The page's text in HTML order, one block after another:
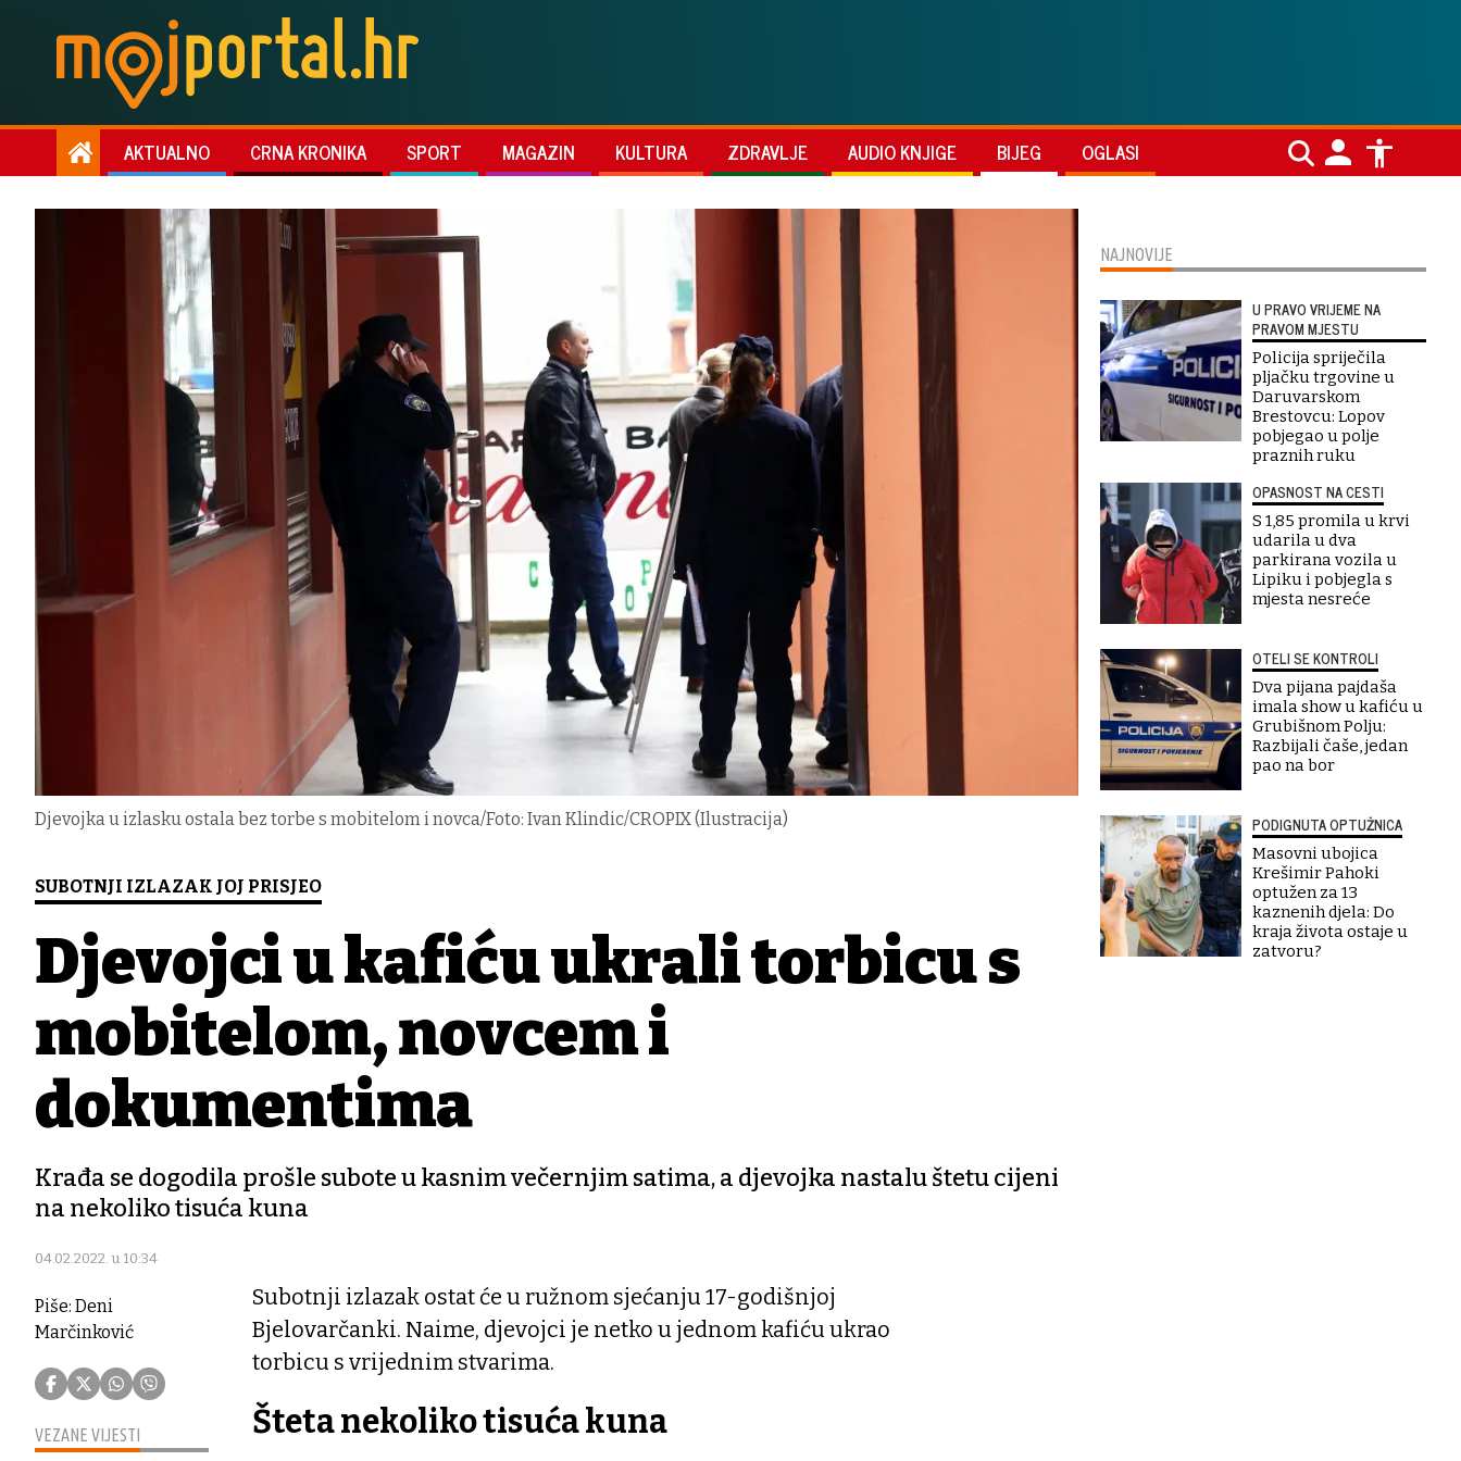
AKTUALNO CRNA KRONIKA SPORT MAGAZIN KULTURA ZDRAVLJE AUDIO KNJIGE BIJEG OGLASI
Djevojka u izlasku ostala bez torbe s mobitelom i novca/Foto: Ivan Klindic/CROPIX (Ilustracija)
SUBOTNJI IZLAZAK JOJ PRISJEO
Djevojci u kafiću ukrali torbicu s
mobitelom, novcem i
dokumentima
Krađa se dogodila prošle subote u kasnim večernjim satima, a djevojka nastalu štetu cijeni
na nekoliko tisuća kuna
04.02.2022. u 10:34
Piše: Deni
Marčinković
VEZANE VIJESTI
Subotnji izlazak ostat će u ružnom sjećanju 17-godišnjoj
Bjelovarčanki. Naime, djevojci je netko u jednom kafiću ukrao
torbicu s vrijednim stvarima.
Šteta nekoliko tisuća kuna
NAJNOVIJE
U PRAVO VRIJEME NA
PRAVOM MJESTU
Policija spriječila
pljačku trgovine u
Daruvarskom
Brestovcu: Lopov
pobjegao u polje
praznih ruku
OPASNOST NA CESTI
S 1,85 promila u krvi
udarila u dva
parkirana vozila u
Lipiku i pobjegla s
mjesta nesreće
OTELI SE KONTROLI
Dva pijana pajdaša
imala show u kafiću u
Grubišnom Polju:
Razbijali čaše, jedan
pao na bor
PODIGNUTA OPTUŽNICA
Masovni ubojica
Krešimir Pahoki
optužen za 13
kaznenih djela: Do
kraja života ostaje u
zatvoru?